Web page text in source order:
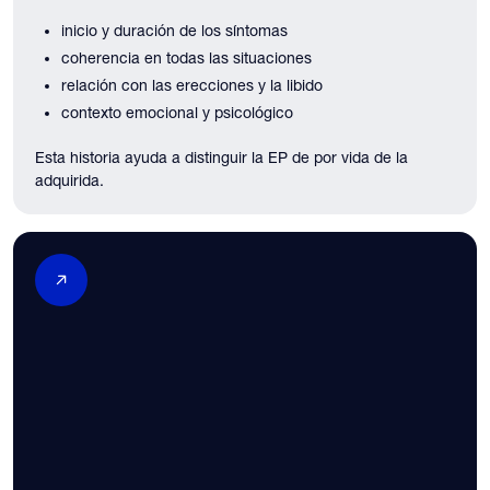
inicio y duración de los síntomas
coherencia en todas las situaciones
relación con las erecciones y la libido
contexto emocional y psicológico
Esta historia ayuda a distinguir la EP de por vida de la
adquirida.